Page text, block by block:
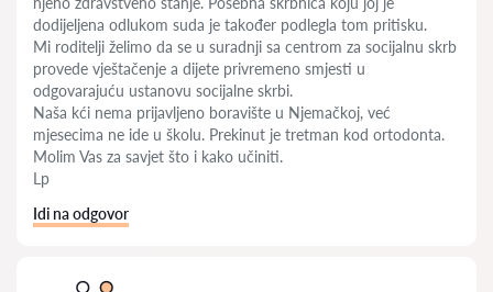
dodijeljena odlukom suda je također podlegla tom pritisku.
Mi roditelji želimo da se u suradnji sa centrom za socijalnu skrb
provede vještačenje a dijete privremeno smjesti u
odgovarajuću ustanovu socijalne skrbi.
Naša kći nema prijavljeno boravište u Njemačkoj, već
mjesecima ne ide u školu. Prekinut je tretman kod ortodonta.
Molim Vas za savjet što i kako učiniti.
Lp
Idi na odgovor